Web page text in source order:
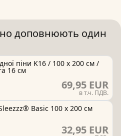
доповнюють один
піни K16 / 100 x 200 см /
16 см
69,95 EUR
в т.ч. ПДВ.
Basic 100 x 200 см
32,95 EUR